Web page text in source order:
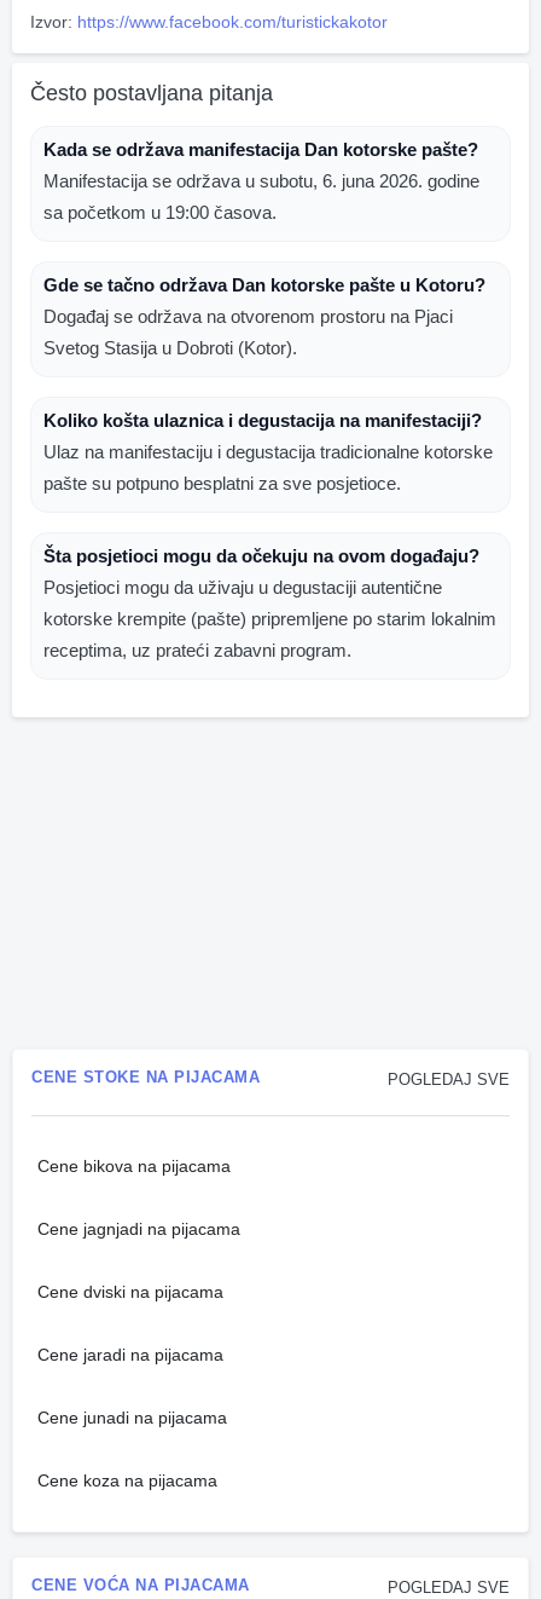
Izvor: https://www.facebook.com/turistickakotor
Često postavljana pitanja
Kada se održava manifestacija Dan kotorske pašte?
Manifestacija se održava u subotu, 6. juna 2026. godine
sa početkom u 19:00 časova.
Gde se tačno održava Dan kotorske pašte u Kotoru?
Događaj se održava na otvorenom prostoru na Pjaci
Svetog Stasija u Dobroti (Kotor).
Koliko košta ulaznica i degustacija na manifestaciji?
Ulaz na manifestaciju i degustacija tradicionalne kotorske
pašte su potpuno besplatni za sve posjetioce.
Šta posjetioci mogu da očekuju na ovom događaju?
Posjetioci mogu da uživaju u degustaciji autentične
kotorske krempite (pašte) pripremljene po starim lokalnim
receptima, uz prateći zabavni program.
POGLEDAJ SVE
CENE STOKE NA PIJACAMA
Cene bikova na pijacama
Cene jagnjadi na pijacama
Cene dviski na pijacama
Cene jaradi na pijacama
Cene junadi na pijacama
Cene koza na pijacama
POGLEDAJ SVE
CENE VOĆA NA PIJACAMA